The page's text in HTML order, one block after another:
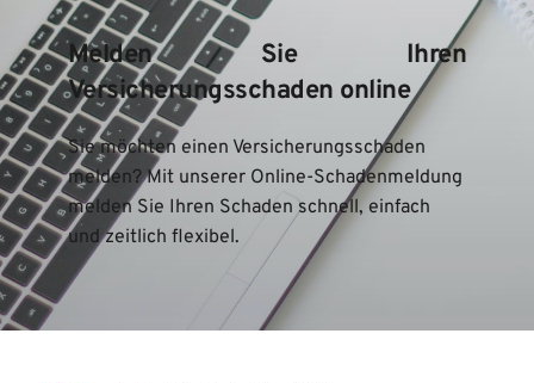
Melden Sie Ihren
Versicherungsschaden online
Sie möchten einen Versicherungsschaden
melden? Mit unserer Online-Schadenmeldung
melden Sie Ihren Schaden schnell, einfach
und zeitlich flexibel.